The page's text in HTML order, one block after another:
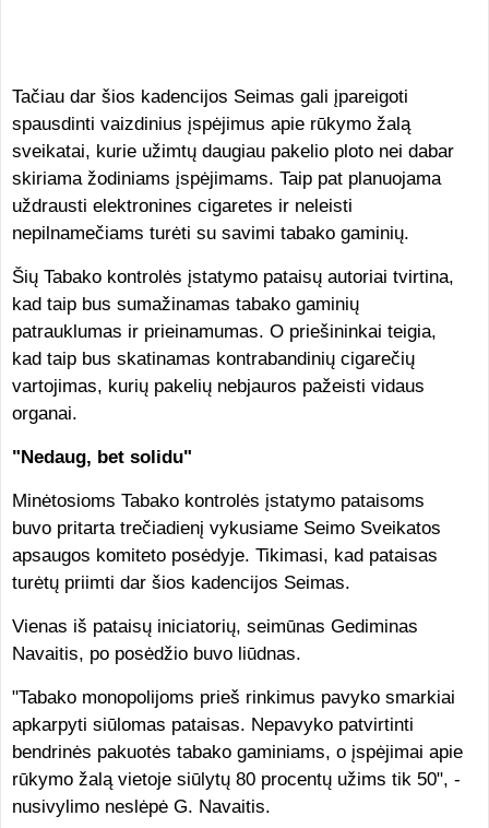
Tačiau dar šios kadencijos Seimas gali įpareigoti
spausdinti vaizdinius įspėjimus apie rūkymo žalą
sveikatai, kurie užimtų daugiau pakelio ploto nei dabar
skiriama žodiniams įspėjimams. Taip pat planuojama
uždrausti elektronines cigaretes ir neleisti
nepilnamečiams turėti su savimi tabako gaminių.
Šių Tabako kontrolės įstatymo pataisų autoriai tvirtina,
kad taip bus sumažinamas tabako gaminių
patrauklumas ir prieinamumas. O priešininkai teigia,
kad taip bus skatinamas kontrabandinių cigarečių
vartojimas, kurių pakelių nebjauros pažeisti vidaus
organai.
"Nedaug, bet solidu"
Minėtosioms Tabako kontrolės įstatymo pataisoms
buvo pritarta trečiadienį vykusiame Seimo Sveikatos
apsaugos komiteto posėdyje. Tikimasi, kad pataisas
turėtų priimti dar šios kadencijos Seimas.
Vienas iš pataisų iniciatorių, seimūnas Gediminas
Navaitis, po posėdžio buvo liūdnas.
"Tabako monopolijoms prieš rinkimus pavyko smarkiai
apkarpyti siūlomas pataisas. Nepavyko patvirtinti
bendrinės pakuotės tabako gaminiams, o įspėjimai apie
rūkymo žalą vietoje siūlytų 80 procentų užims tik 50", -
nusivylimo neslėpė G. Navaitis.